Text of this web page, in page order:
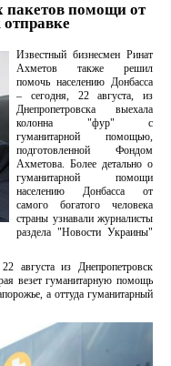
пакетов помощи от
Известный бизнесмен Ринат
Ахметов также решил
помочь населению Донбасса
– сегодня, 22 августа, из
Днепропетровска выехала
колонна "фур" с
гуманитарной помощью,
подготовленной Фондом
Ахметова. Более детально о
гуманитарной помощи
населению Донбасса от
самого богатого человека
страны узнавали журналисты
раздела "Новости Украины"
августа из Днепропетровск
везет гуманитарную помощь
а оттуда гуманитарный